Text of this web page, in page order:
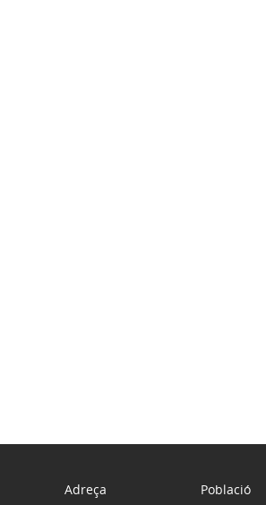
Adreça
Població